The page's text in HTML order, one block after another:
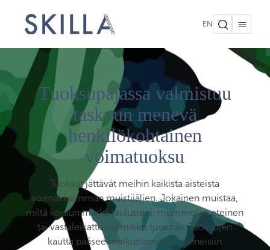
EN
Tuoksupajassa valmistuu
taskuun menevä
henkilökohtainen
voimatuoksu
Tuoksut jättävät meihin kaikista aisteista
voimakkaimman muistijäljen. Jokainen muistaa,
miltä koulun märkä taulusieni, mummolan eteinen
tai vastaleikattu nurmikko tuoksuu. Tuoksujen
kautta pääsee matkustamaan menneisiin